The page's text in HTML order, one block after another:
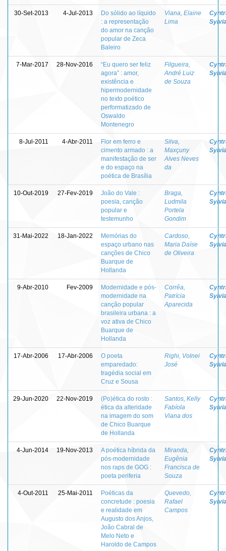
30-Set-2013 4-Jul-2013
Do sólido ao líquido
: a representação
do amor na canção
popular de Zeca
Baleiro
Viana, Elaine
Lima
7-Mar-2017 28-Nov-2016
“Eu quero ser feliz
agora” : amor,
existência e
hipermodernidade
no texto poético
performatizado de
Oswaldo
Montenegro
Filgueira,
André Luiz
de Souza
8-Jul-2011 4-Abr-2011
Flor em ferro e
cimento armado : a
manifestação de ser
e do espaço na
poética de Brasília
Silva,
Maxçuny
Alves Neves
da
10-Out-2019 27-Fev-2019
João do Vale :
poesia, canção
popular e
testemunho
Braga,
Ludmila
Portela
Gondim
31-Mai-2022 18-Jan-2022
Memórias do
espaço urbano nas
canções de Chico
Buarque de
Hollanda
Cardoso,
Maria Daíse
de Oliveira
9-Abr-2010 Fev-2009
Modernidade e pós-
modernidade na
canção popular
brasileira urbana : a
voz ativa de Chico
Buarque de
Hollanda
Corrêa,
Patrícia
Aparecida
17-Abr-2006 17-Abr-2006
O poeta
emparedado:
tragédia social em
Cruz e Sousa
Righi, Volnei
José
29-Jun-2020 22-Nov-2019
(Po)ética do rosto :
ética da alteridade
na imagem do som
de Chico Buarque
de Hollanda
Santos, Kelly
Fabíola
Viana dos
4-Jun-2014 19-Nov-2013
A poética híbrida da
pós-modernidade
nos raps de GOG :
poeta periferia
Miranda,
Eugênia
Francisca de
Souza
4-Out-2011 25-Mai-2011
Poéticas da
concretude : poesia
e realidade em
Augusto dos Anjos,
João Cabral de
Melo Neto e
Haroldo de Campos
Quevedo,
Rafael
Campos